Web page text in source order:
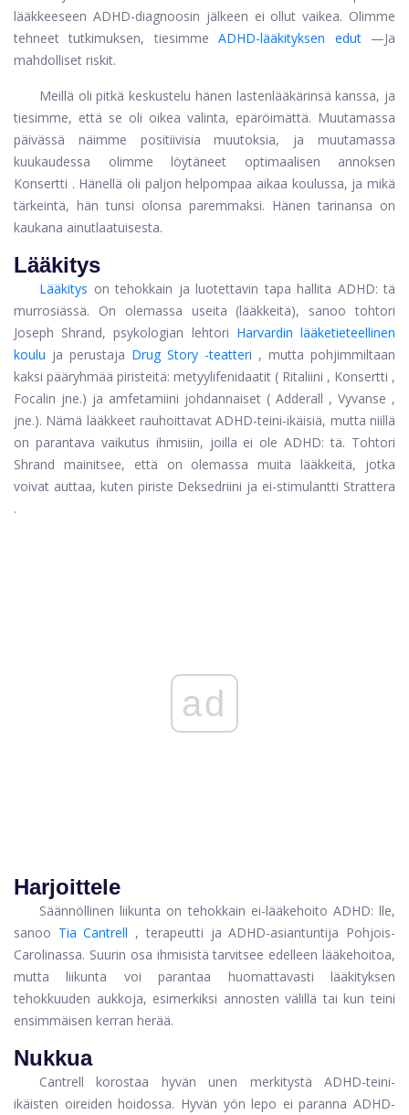
lääkkeeseen ADHD-diagnoosin jälkeen ei ollut vaikea. Olimme
tehneet tutkimuksen, tiesimme ADHD-lääkityksen edut —Ja
mahdolliset riskit.
Meillä oli pitkä keskustelu hänen lastenlääkärinsä kanssa, ja
tiesimme, että se oli oikea valinta, epäröimättä. Muutamassa
päivässä näimme positiivisia muutoksia, ja muutamassa
kuukaudessa olimme löytäneet optimaalisen annoksen
Konsertti . Hänellä oli paljon helpompaa aikaa koulussa, ja mikä
tärkeintä, hän tunsi olonsa paremmaksi. Hänen tarinansa on
kaukana ainutlaatuisesta.
Lääkitys
Lääkitys on tehokkain ja luotettavin tapa hallita ADHD: tä
murrosiässä. On olemassa useita (lääkkeitä), sanoo tohtori
Joseph Shrand, psykologian lehtori Harvardin lääketieteellinen
koulu ja perustaja Drug Story -teatteri , mutta pohjimmiltaan
kaksi pääryhmää piristeitä: metyylifenidaatit ( Ritaliini , Konsertti ,
Focalin jne.) ja amfetamiini johdannaiset ( Adderall , Vyvanse ,
jne.). Nämä lääkkeet rauhoittavat ADHD-teini-ikäisiä, mutta niillä
on parantava vaikutus ihmisiin, joilla ei ole ADHD: tä. Tohtori
Shrand mainitsee, että on olemassa muita lääkkeitä, jotka
voivat auttaa, kuten piriste Deksedriini ja ei-stimulantti Strattera
.
ad
Harjoittele
Säännöllinen liikunta on tehokkain ei-lääkehoito ADHD: lle,
sanoo Tia Cantrell , terapeutti ja ADHD-asiantuntija Pohjois-
Carolinassa. Suurin osa ihmisistä tarvitsee edelleen lääkehoitoa,
mutta liikunta voi parantaa huomattavasti lääkityksen
tehokkuuden aukkoja, esimerkiksi annosten välillä tai kun teini
ensimmäisen kerran herää.
Nukkua
Cantrell korostaa hyvän unen merkitystä ADHD-teini-
ikäisten oireiden hoidossa. Hyvän yön lepo ei paranna ADHD-